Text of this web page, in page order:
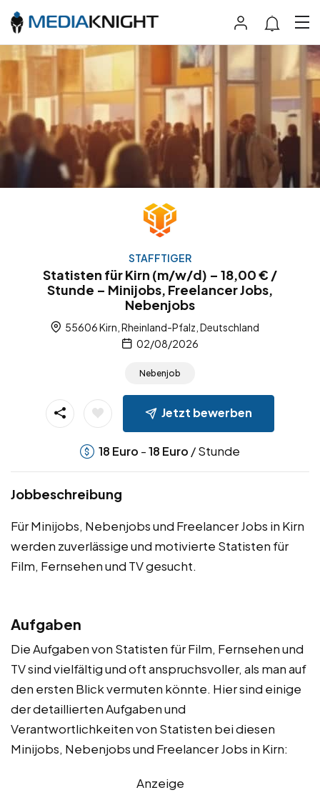
STAFFTIGER
Statisten für Kirn (m/w/d) – 18,00 € /
Stunde – Minijobs, Freelancer Jobs,
Nebenjobs
55606 Kirn, Rheinland-Pfalz, Deutschland
02/08/2026
Nebenjob
Jetzt bewerben
18 Euro -18 Euro / Stunde
Jobbeschreibung
Für Minijobs, Nebenjobs und Freelancer Jobs in Kirn
werden zuverlässige und motivierte Statisten für
Film, Fernsehen und TV gesucht.
Aufgaben
Die Aufgaben von Statisten für Film, Fernsehen und
TV sind vielfältig und oft anspruchsvoller, als man auf
den ersten Blick vermuten könnte. Hier sind einige
der detaillierten Aufgaben und
Verantwortlichkeiten von Statisten bei diesen
Minijobs, Nebenjobs und Freelancer Jobs in Kirn:
Anzeige